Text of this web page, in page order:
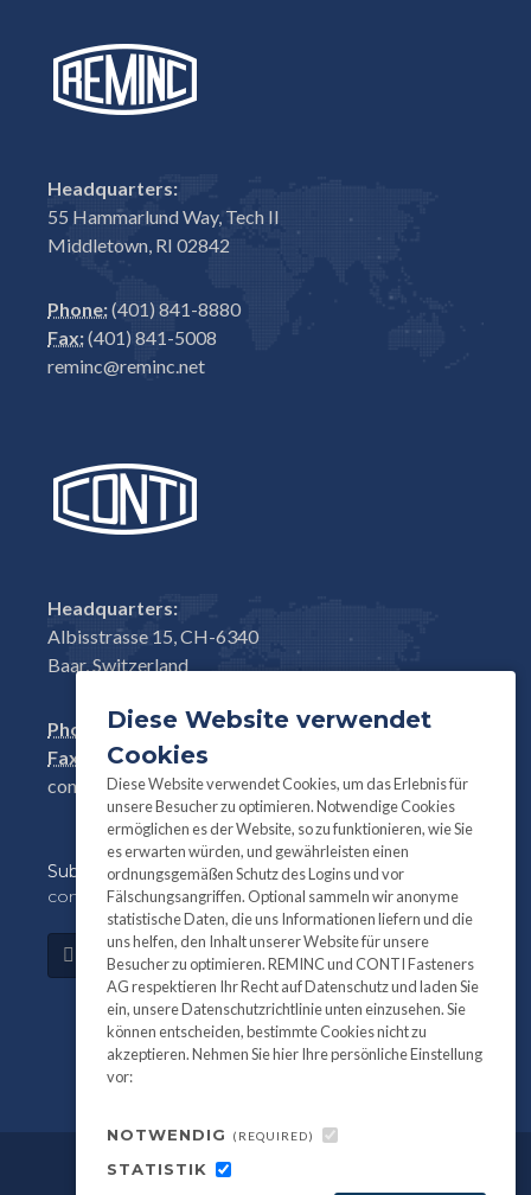
Headquarters:
55 Hammarlund Way, Tech II
Middletown, RI 02842
Phone:(401) 841-8880
Fax:(401) 841-5008
reminc@reminc.net
Headquarters:
Albisstrasse 15, CH-6340
Baar, Switzerland
Phone: +41(0)41 761 58 22
Fax:
+41(0)41 761 30 18
conti@contifasteners.ch
Subscribeto our newsletter for product and
company information:
Subscribe
©
Diese Website verwendet
Cookies
Diese Website verwendet Cookies, um das Erlebnis für
unsere Besucher zu optimieren. Notwendige Cookies
ermöglichen es der Website, so zu funktionieren, wie Sie
es erwarten würden, und gewährleisten einen
ordnungsgemäßen Schutz des Logins und vor
Fälschungsangriffen. Optional sammeln wir anonyme
statistische Daten, die uns Informationen liefern und die
uns helfen, den Inhalt unserer Website für unsere
Besucher zu optimieren. REMINC und CONTI Fasteners
AG respektieren Ihr Recht auf Datenschutz und laden Sie
ein, unsere Datenschutzrichtlinie unten einzusehen. Sie
können entscheiden, bestimmte Cookies nicht zu
akzeptieren. Nehmen Sie hier Ihre persönliche Einstellung
vor:
NOTWENDIG (REQUIRED)
STATISTIK